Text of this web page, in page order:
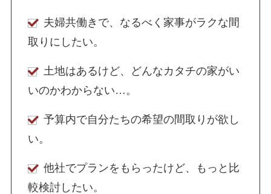
夫婦共働きで、なるべく家事がラクな間
取りにしたい。
土地はあるけど、どんなカタチの家がい
いのかわからない…。
予算内で自分たちの希望の間取りが欲し
い。
他社でプランをもらったけど、もっと比
較検討したい。